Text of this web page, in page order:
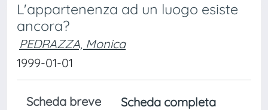
L'appartenenza ad un luogo esiste
ancora?
PEDRAZZA, Monica
1999-01-01
Scheda breve
Scheda completa